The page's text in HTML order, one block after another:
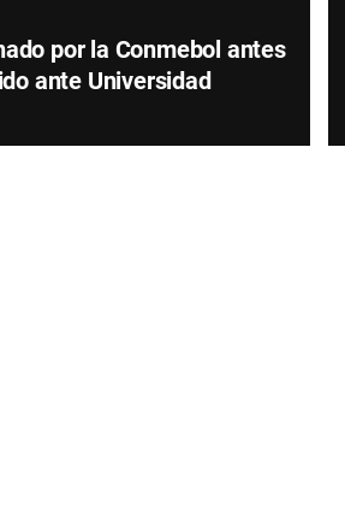
por la Conmebol antes
ante Universidad